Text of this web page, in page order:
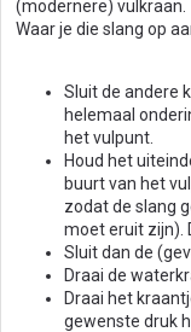
(modernere) vulkraan.
Waar je die slang op
Sluit de andere
helemaal
het vulpunt.
Houd het
buurt van het
zodat de slang
moet eruit zijn).
Sluit dan de
Draai de
Draai het
gewenste druk